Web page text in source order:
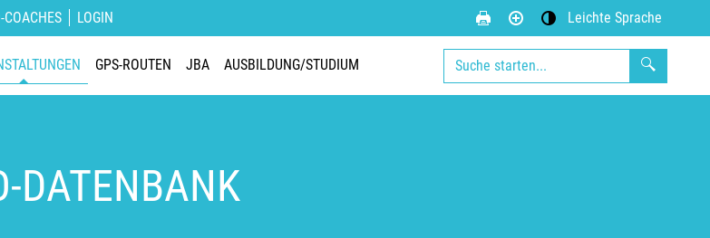
LOGIN
Kontrastmodus aktivieren
Leichte Sprache
GPS-ROUTEN JBA AUSBILDUNG/STUDIUM
DATENBANK